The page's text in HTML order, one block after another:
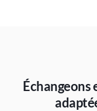
Échangeons